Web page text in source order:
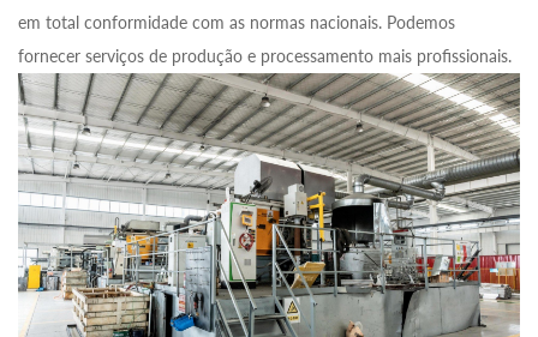
em total conformidade com as normas nacionais. Podemos
fornecer serviços de produção e processamento mais profissionais.